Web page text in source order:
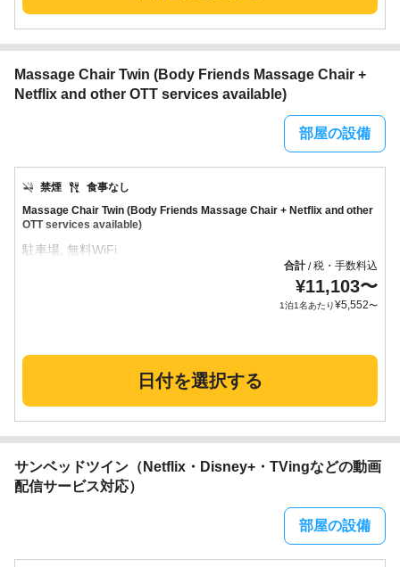
Massage Chair Twin (Body Friends Massage Chair +
Netflix and other OTT services available)
部屋の設備
Massage Chair Twin (Body Friends Massage Chair + Netflix and other
OTT services available)
禁煙 食事なし
合計/税・手数料込
¥11,103〜
1泊1名あたり¥5,552〜
日付を選択する
サンベッドツイン（Netflix・Disney+・TVingなどの動画
配信サービス対応）
部屋の設備